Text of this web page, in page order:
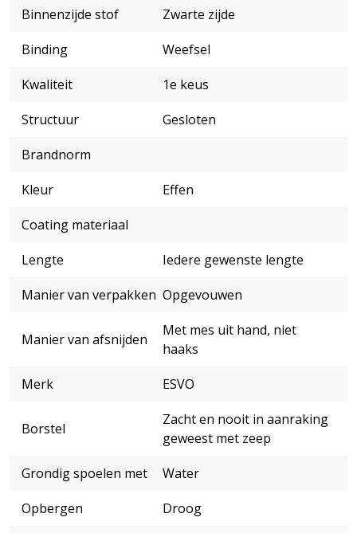
Binnenzijde stof
Zwarte zijde
Binding
Weefsel
Kwaliteit
1e keus
Structuur
Gesloten
Brandnorm
Kleur
Effen
Coating materiaal
Lengte
Iedere gewenste lengte
Manier van verpakken Opgevouwen
Manier van afsnijden
Met mes uit hand, niet
haaks
Merk
ESVO
Borstel
Zacht en nooit in aanraking
geweest met zeep
Grondig spoelen met
Water
Opbergen
Droog